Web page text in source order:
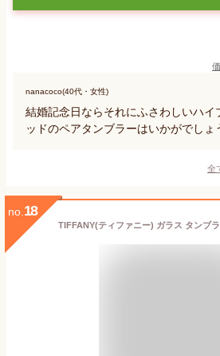
nanacoco(40代・女性)
結婚記念日ならそれにふさわしいハイ
ッドのペアタンブラーはいかがでしょ
全
no. 18